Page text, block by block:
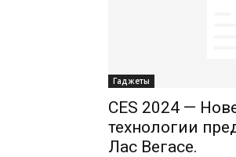
Гаджеты
CES 2024 —
технологии
Лас Вегасе.